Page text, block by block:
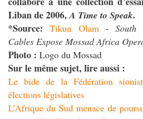
Liban de 2006,A Time to Speak.
*Source:Tikun Olam-South
Cables Expose Mossad Africa
Photo : Logo du Mossad
Sur le même sujet, lire aussi :
Le bide de la Fédération
élections législatives
L’Afrique du Sud menace de